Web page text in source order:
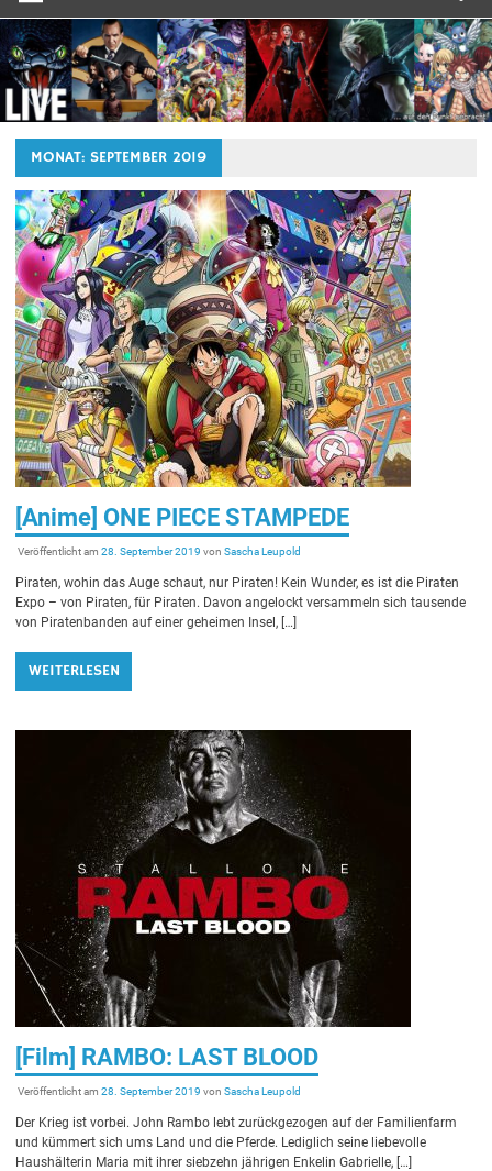
MONAT: SEPTEMBER 2019
[Anime] ONE PIECE STAMPEDE
Veröffentlicht am28. September 2019 vonSascha Leupold
Piraten, wohin das Auge schaut, nur Piraten! Kein Wunder, es ist die Piraten
Expo – von Piraten, für Piraten. Davon angelockt versammeln sich tausende
von Piratenbanden auf einer geheimen Insel, […]
WEITERLESEN
[Film] RAMBO: LAST BLOOD
Veröffentlicht am28. September 2019 vonSascha Leupold
Der Krieg ist vorbei. John Rambo lebt zurückgezogen auf der Familienfarm
und kümmert sich ums Land und die Pferde. Lediglich seine liebevolle
Haushälterin Maria mit ihrer siebzehn jährigen Enkelin Gabrielle, […]